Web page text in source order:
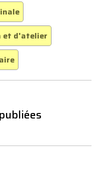
et d'atelier